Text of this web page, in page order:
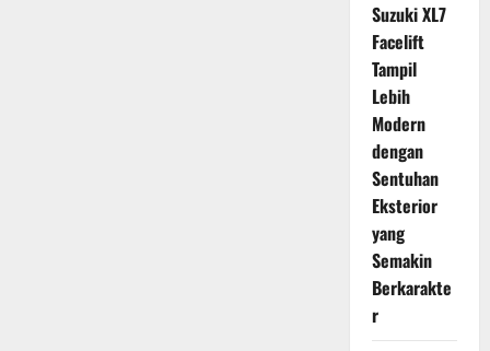
Suzuki XL7
Facelift
Tampil
Lebih
Modern
dengan
Sentuhan
Eksterior
yang
Semakin
Berkarakte
r